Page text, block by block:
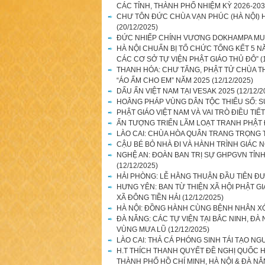
CÁC TỈNH, THÀNH PHỐ NHIỆM KỲ 2026-
CHƯ TÔN ĐỨC CHÙA VẠN PHÚC (HÀ NỘI)
(20/12/2025)
ĐỨC NHIẾP CHÍNH VƯƠNG DOKHAMPA
HÀ NỘI CHUẨN BỊ TỔ CHỨC TỔNG KẾT 5
CÁC CƠ SỞ TỰ VIỆN PHẬT GIÁO THỦ ĐÔ”
THANH HÓA: CHƯ TĂNG, PHẬT TỬ CHÙA
“ÁO ẤM CHO EM” NĂM 2025 (12/12/2025)
DẤU ẤN VIỆT NAM TẠI VESAK 2025 (12/12/
HOẰNG PHÁP VÙNG DÂN TỘC THIỂU SỐ:
PHẬT GIÁO VIỆT NAM VÀ VAI TRÒ ĐIỀU
ẤN TƯỢNG TRIỂN LÃM LOẠT TRANH
LÀO CAI: CHÙA HÒA QUÂN TRANG
CẬU BÉ BỎ NHÀ ĐI VÀ HÀNH TRÌNH GIÁC
NGHỆ AN: ĐOÀN BAN TRỊ SỰ GHPGVN
(12/12/2025)
HẢI PHÒNG: LỄ HẰNG THUẬN ĐẦU TIÊN
HƯNG YÊN: BAN TỪ THIỆN XÃ HỘI PHẬT
XÃ ĐÔNG TIỀN HẢI (12/12/2025)
HÀ NỘI: ĐỒNG HÀNH CÙNG BỆNH NHÂN
ĐÀ NẴNG: CÁC TỰ VIỆN TẠI BẮC NINH, ĐÀ
VÙNG MƯA LŨ (12/12/2025)
LÀO CAI: THẢ CÁ PHÓNG SINH TÁI TẠO
H.T THÍCH THANH QUYẾT ĐỀ NGHỊ QUỐC
THÀNH PHỐ HỒ CHÍ MINH, HÀ NỘI & ĐÀ